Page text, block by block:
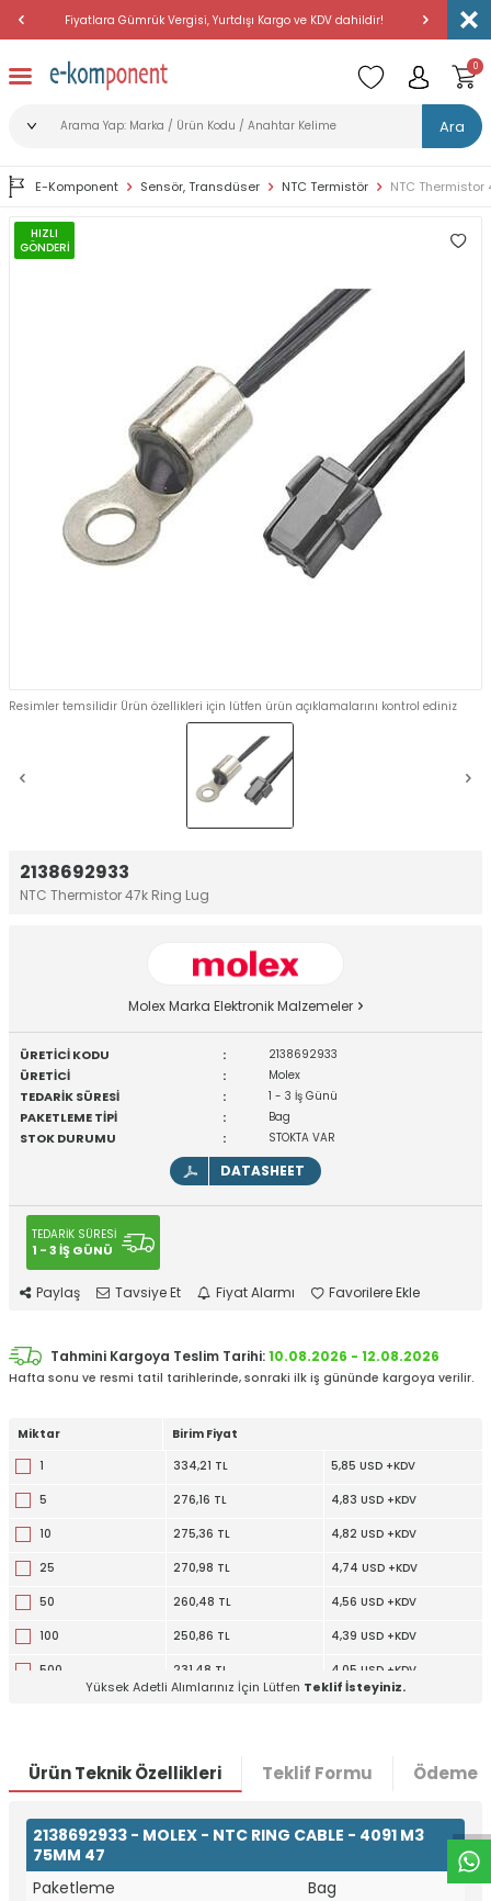
W
h
t
a
p
p
D
e
s
e
H
a
t
t
Fiyatlara Gümrük Vergisi, Yurtdışı Kargo ve KDV dahildir!
Ara
0
E-Komponent Sensör, Transdüser NTC Termistör NTC Thermistor
2138692933
NTC Thermistor 47k Ring Lug
HIZLI
GÖNDERİ
Resimler temsilidir Ürün özellikleri için lütfen ürün açıklamalarını kontrol ediniz
Molex Marka Elektronik Malzemeler
ÜRETİCİ KODU : 2138692933
ÜRETİCİ : Molex
TEDARİK SÜRESİ : 1 - 3 İş Günü
PAKETLEME TİPİ : Bag
STOK DURUMU : STOKTA VAR
DATASHEET
TEDARİK SÜRESİ
1 - 3 İŞ GÜNÜ
Paylaş Tavsiye Et Fiyat Alarmı Favorilere Ekle
Tahmini Kargoya Teslim Tarihi:10.08.2026 - 12.08.2026
Hafta sonu ve resmi tatil tarihlerinde, sonraki ilk iş gününde kargoya verilir.
Miktar
Birim Fiyat
1
334,21 TL 5,85 USD +KDV
5 276,16 TL 4,83 USD +KDV
10 275,36 TL 4,82 USD +KDV
25 270,98 TL 4,74 USD +KDV
50 260,48 TL 4,56 USD +KDV
100 250,86 TL 4,39 USD +KDV
500 231,48 TL 4,05 USD +KDV
Yüksek Adetli Alımlarınız İçin Lütfen Teklif İsteyiniz.
Ürün Teknik Özellikleri Teklif Formu Ödeme
2138692933 - MOLEX - NTC RING CABLE - 4091 M3
75MM 47
Paketleme
Bag